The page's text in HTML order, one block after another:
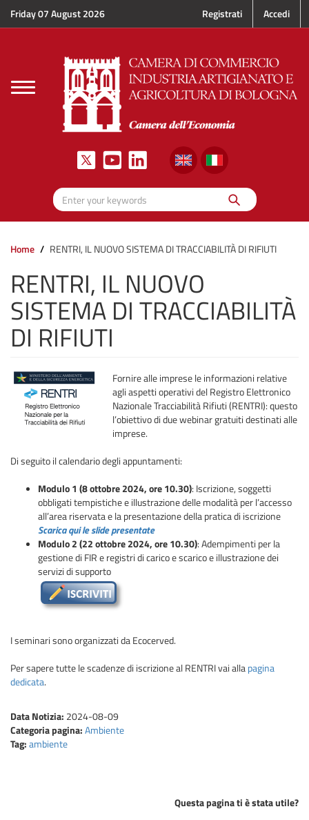
Friday 07 August 2026 Registrati Accedi
Toggle
navigation
Enter your keywords
Search
Home RENTRI, IL NUOVO SISTEMA DI TRACCIABILITÀ DI RIFIUTI
RENTRI, IL NUOVO
SISTEMA DI TRACCIABILITÀ
DI RIFIUTI
Fornire alle imprese le informazioni relative
agli aspetti operativi del Registro Elettronico
Nazionale Tracciabilità Rifiuti (RENTRI): questo
l’obiettivo di due webinar gratuiti destinati alle
imprese.
Di seguito il calendario degli appuntamenti:
Modulo 1 (8 ottobre 2024, ore 10.30): Iscrizione, soggetti
obbligati tempistiche e illustrazione delle modalità per l’accesso
all’area riservata e la presentazione della pratica di iscrizione
Scarica qui le slide presentate
Modulo 2 (22 ottobre 2024, ore 10.30): Adempimenti per la
gestione di FIR e registri di carico e scarico e illustrazione dei
servizi di supporto
I seminari sono organizzati da Ecocerved.
Per sapere tutte le scadenze di iscrizione al RENTRI vai allapagina
dedicata.
Data Notizia: 2024-08-09
Categoria pagina:Ambiente
Tag:ambiente
Questa pagina ti è stata utile?